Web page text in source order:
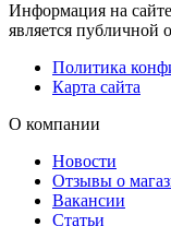
Информация на
является публичной
Политика
Карта сайта
О компании
Новости
Отзывы о
Вакансии
Статьи